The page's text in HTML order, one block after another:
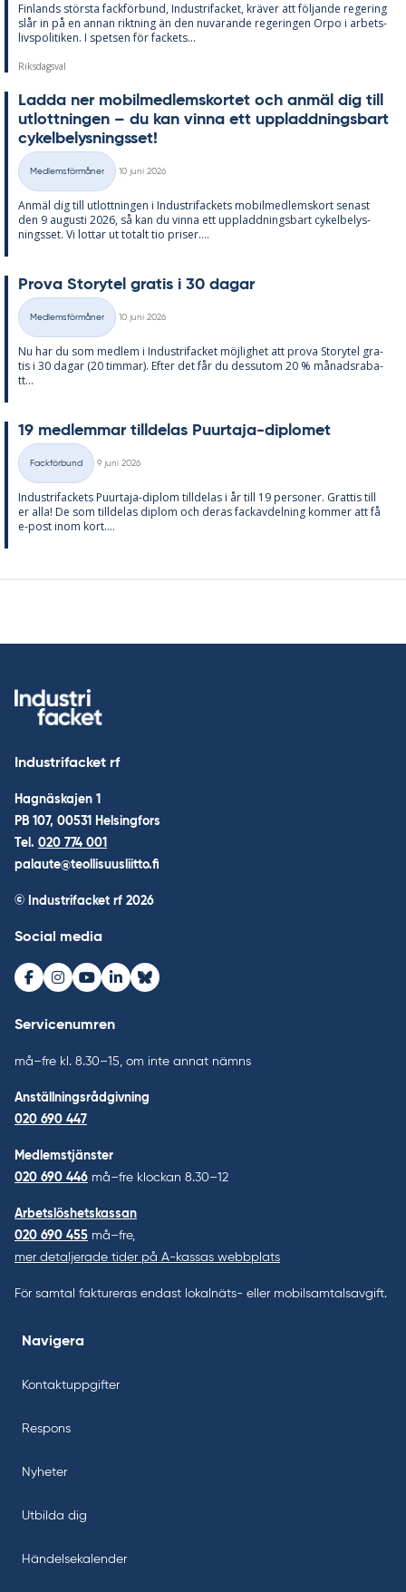
Fin­lan­ds störs­ta fack­för­bund, In­du­stri­fac­ket, krä­ver att föl­jan­de re­ge­ring
slår in på en an­nan rikt­ning än den nu­va­ran­de re­ge­ring­en Orpo i ar­bets­
livs­po­li­ti­ken. I spet­sen för fac­kets...
Riksdagsval
Lad­da ner mo­bil­med­lems­kor­tet och an­mäl dig till
ut­lott­ning­en – du kan vin­na ett upp­ladd­nings­bart
cy­kel­be­lys­nings­set!
Kategorier
Medlemsförmåner
10 juni 2026
An­mäl dig till ut­lott­ning­en i In­du­stri­fac­kets mo­bil­med­lems­kort se­nast
den 9 au­gusti 2026, så kan du vin­na ett upp­ladd­nings­bart cy­kel­be­lys­
nings­set. Vi lot­tar ut to­talt tio pri­ser....
Prova Sto­ry­tel gra­tis i 30 da­gar
Kategorier
Medlemsförmåner
10 juni 2026
Nu har du som med­lem i In­du­stri­fac­ket möj­lig­het att prova Sto­ry­tel gra­
tis i 30 da­gar (20 tim­mar). Ef­ter det får du dess­utom 20 % må­nads­ra­ba­
tt...
19 med­lem­mar till­de­las Pu­ur­ta­ja-di­plo­met
Kategorier
Fackförbund
9 juni 2026
In­du­stri­fac­kets Pu­ur­ta­ja-diplom till­de­las i år till 19 per­so­ner. Grat­tis till
er alla! De som till­de­las diplom och de­ras fackav­del­ning kom­mer att få
e-post inom kort....
Industrifacket rf
Hagnäskajen 1
PB 107, 00531 Helsingfors
Tel. 020 774 001
palaute@teollisuusliitto.fi
© Industrifacket rf 2026
Social media
Facebook
Instagram
Youtube
LinkedInBluesky
Servicenumren
må–fre kl. 8.30–15, om inte annat nämns
Anställningsrådgivning
020 690 447
Medlemstjänster
020 690 446 må–fre klockan 8.30–12
Arbetslöshetskassan
020 690 455 må–fre,
mer detaljerade tider på A-kassas webbplats
För samtal faktureras endast lokalnäts- eller mobilsamtalsavgift.
Navigera
Kontaktuppgifter
Respons
Nyheter
Utbilda dig
Händelsekalender